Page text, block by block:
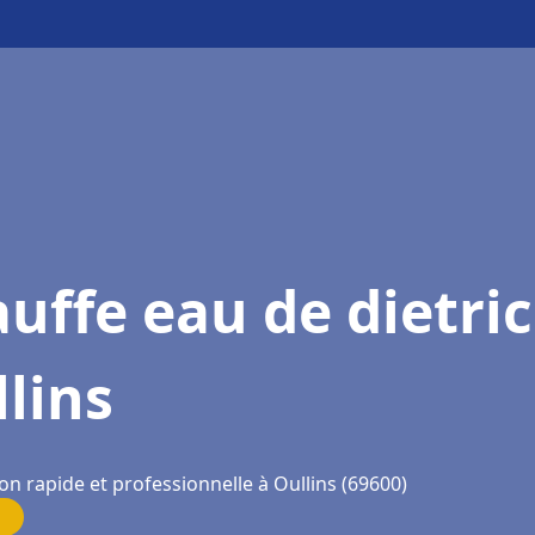
eau de
rapide et professionnelle à Oullins (69600)